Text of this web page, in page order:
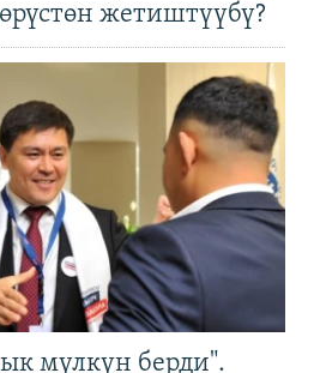
жетиштүүбү?
мүлкүн берди".